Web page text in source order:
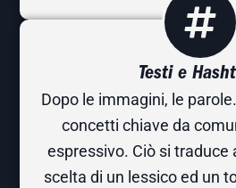
Testi e
Dopo le immagini, le
concetti chiave da
espressivo. Ciò si traduce
scelta di un lessico ed un